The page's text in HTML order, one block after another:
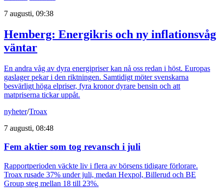
7 augusti, 09:38
Hemberg: Energikris och ny inflationsvåg
väntar
En andra våg av dyra energipriser kan nå oss redan i höst. Europas
gaslager pekar i den riktningen. Samtidigt möter svenskarna
besvärligt höga elpriser, fyra kronor dyrare bensin och att
matpriserna tickar uppåt.
nyheter/Troax
7 augusti, 08:48
Fem aktier som tog revansch i juli
Rapportperioden väckte liv i flera av börsens tidigare förlorare.
Troax rusade 37% under juli, medan Hexpol, Billerud och BE
Group steg mellan 18 till 23%.